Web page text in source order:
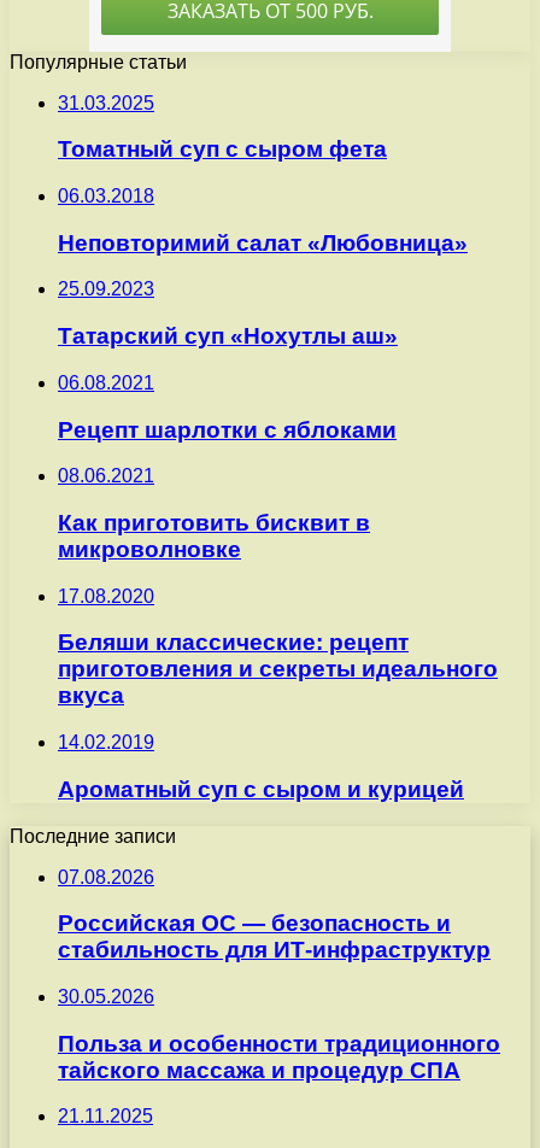
Популярные статьи
31.03.2025
Томатный суп с сыром фета
06.03.2018
Неповторимий салат «Любовница»
25.09.2023
Татарский суп «Нохутлы аш»
06.08.2021
Рецепт шарлотки с яблоками
08.06.2021
Как приготовить бисквит в
микроволновке
17.08.2020
Беляши классические: рецепт
приготовления и секреты идеального
вкуса
14.02.2019
Ароматный суп с сыром и курицей
Последние записи
07.08.2026
Российская ОС — безопасность и
стабильность для ИТ-инфраструктур
30.05.2026
Польза и особенности традиционного
тайского массажа и процедур СПА
21.11.2025